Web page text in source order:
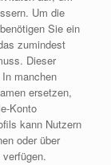
Um die
Sie ein
zumindest
Dieser
manchen
ersetzen,
Konto
kann Nutzern
oder über